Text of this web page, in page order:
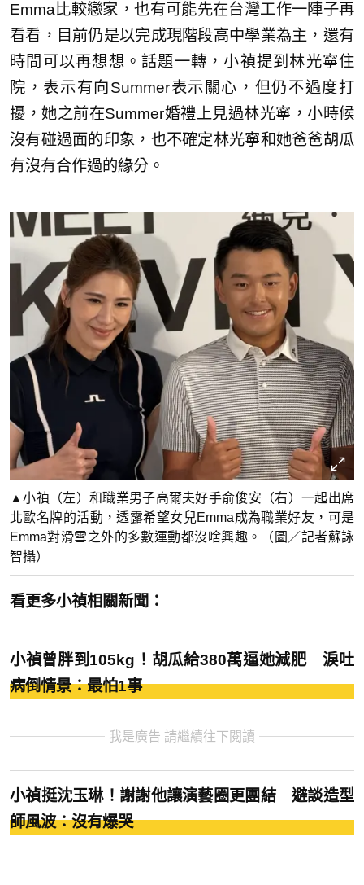
Emma比較戀家，也有可能先在台灣工作一陣子再
看看，目前仍是以完成現階段高中學業為主，還有
時間可以再想想。話題一轉，小禎提到林光寧住
院，表示有向Summer表示關心，但仍不過度打
擾，她之前在Summer婚禮上見過林光寧，小時候
沒有碰過面的印象，也不確定林光寧和她爸爸胡瓜
有沒有合作過的緣分。
▲小禎（左）和職業男子高爾夫好手俞俊安（右）一起出席
北歐名牌的活動，透露希望女兒Emma成為職業好友，可是
Emma對滑雪之外的多數運動都沒啥興趣。（圖／記者蘇詠
智攝）
看更多小禎相關新聞：
小禎曾胖到105kg！胡瓜給380萬逼她減肥 淚吐
病倒情景：最怕1事
我是廣告 請繼續往下閱讀
小禎挺沈玉琳！謝謝他讓演藝圈更團結 避談造型
師風波：沒有爆哭